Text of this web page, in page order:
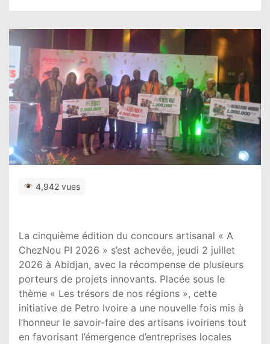
4,942 vues
La cinquième édition du concours artisanal « A
ChezNou PI 2026 » s’est achevée, jeudi 2 juillet
2026 à Abidjan, avec la récompense de plusieurs
porteurs de projets innovants. Placée sous le
thème « Les trésors de nos régions », cette
initiative de Petro Ivoire a une nouvelle fois mis à
l’honneur le savoir-faire des artisans ivoiriens tout
en favorisant l’émergence d’entreprises locales